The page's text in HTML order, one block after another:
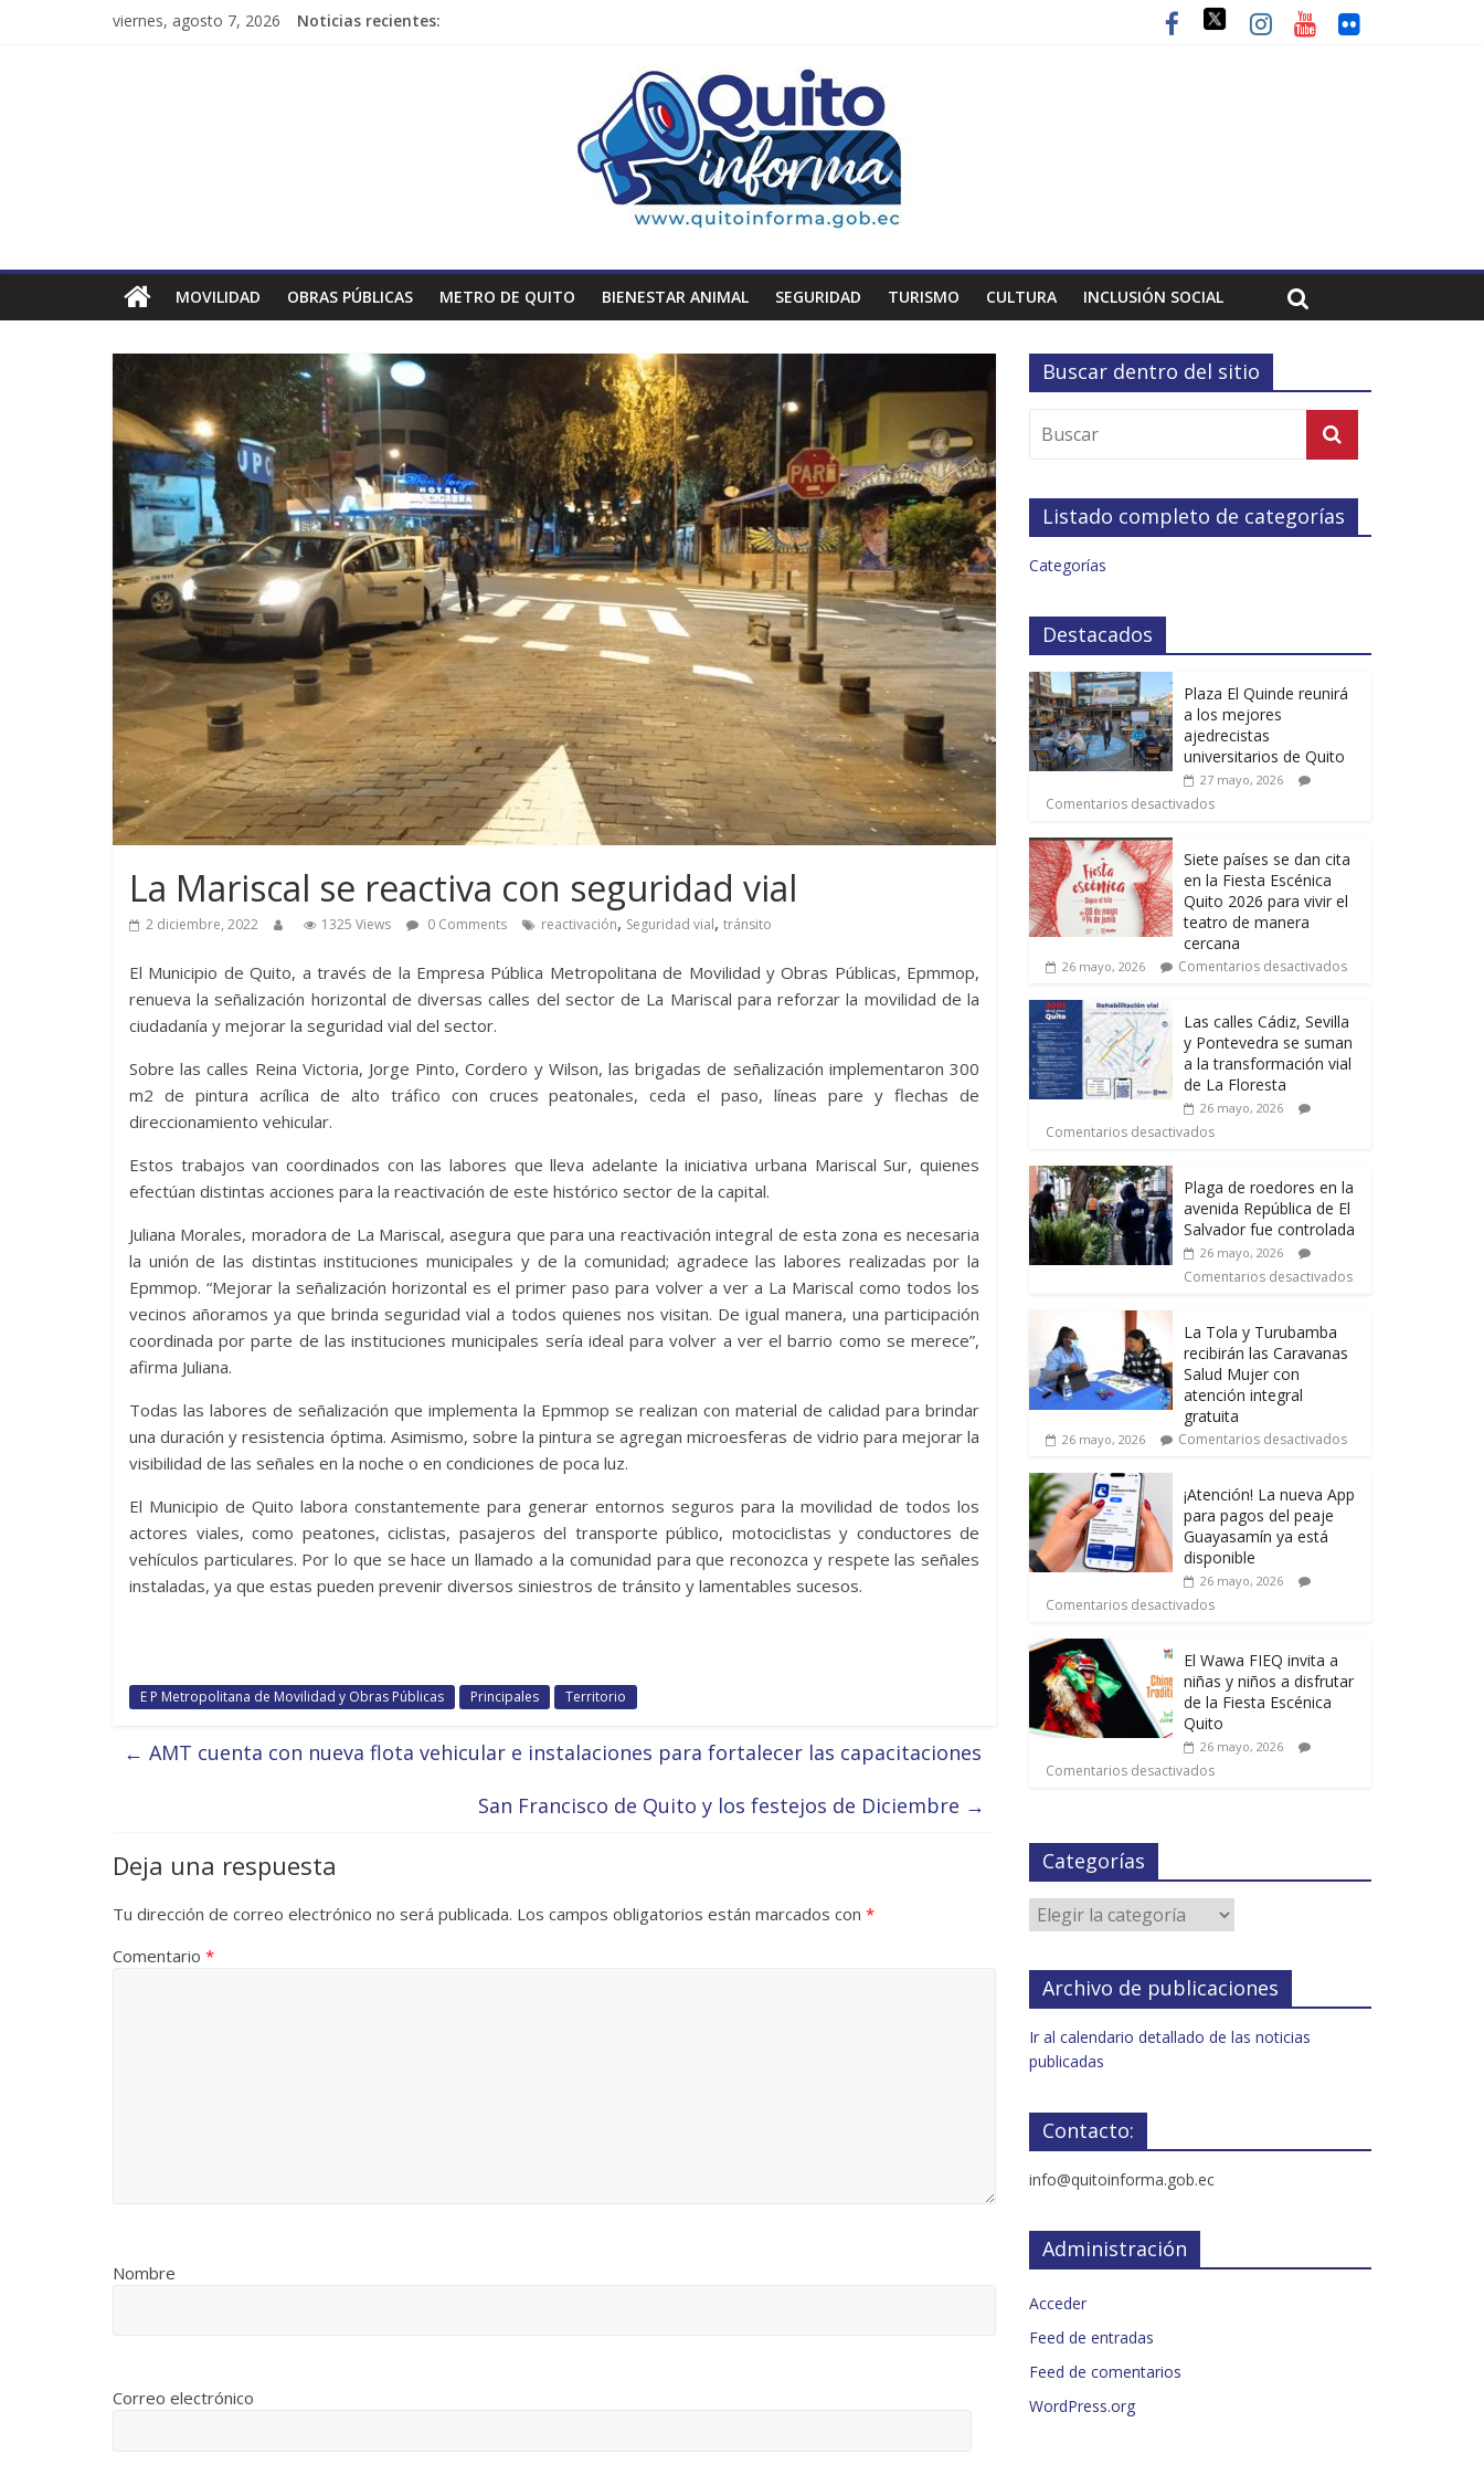
viernes, agosto 7, 2026 Noticias recientes:
MOVILIDAD OBRAS PÚBLICAS METRO DE QUITO BIENESTAR ANIMAL SEGURIDAD TURISMO CULTURA INCLUSIÓN SOCIAL
La Mariscal se reactiva con seguridad vial
2 diciembre, 2022 1325 Views 0 Comments reactivación, Seguridad vial, tránsito
El Municipio de Quito, a través de la Empresa Pública Metropolitana de Movilidad y Obras Públicas, Epmmop,
renueva la señalización horizontal de diversas calles del sector de La Mariscal para reforzar la movilidad de la
ciudadanía y mejorar la seguridad vial del sector.
Sobre las calles Reina Victoria, Jorge Pinto, Cordero y Wilson, las brigadas de señalización implementaron 300
m2 de pintura acrílica de alto tráfico con cruces peatonales, ceda el paso, líneas pare y flechas de
direccionamiento vehicular.
Estos trabajos van coordinados con las labores que lleva adelante la iniciativa urbana Mariscal Sur, quienes
efectúan distintas acciones para la reactivación de este histórico sector de la capital.
Juliana Morales, moradora de La Mariscal, asegura que para una reactivación integral de esta zona es necesaria
la unión de las distintas instituciones municipales y de la comunidad; agradece las labores realizadas por la
Epmmop. “Mejorar la señalización horizontal es el primer paso para volver a ver a La Mariscal como todos los
vecinos añoramos ya que brinda seguridad vial a todos quienes nos visitan. De igual manera, una participación
coordinada por parte de las instituciones municipales sería ideal para volver a ver el barrio como se merece”,
afirma Juliana.
Todas las labores de señalización que implementa la Epmmop se realizan con material de calidad para brindar
una duración y resistencia óptima. Asimismo, sobre la pintura se agregan microesferas de vidrio para mejorar la
visibilidad de las señales en la noche o en condiciones de poca luz.
El Municipio de Quito labora constantemente para generar entornos seguros para la movilidad de todos los
actores viales, como peatones, ciclistas, pasajeros del transporte público, motociclistas y conductores de
vehículos particulares. Por lo que se hace un llamado a la comunidad para que reconozca y respete las señales
instaladas, ya que estas pueden prevenir diversos siniestros de tránsito y lamentables sucesos.
E P Metropolitana de Movilidad y Obras Públicas Principales Territorio
← AMT cuenta con nueva flota vehicular e instalaciones para fortalecer las capacitaciones
San Francisco de Quito y los festejos de Diciembre →
Deja una respuesta
Tu dirección de correo electrónico no será publicada. Los campos obligatorios están marcados con *
Comentario *
Nombre
Correo electrónico
Buscar dentro del sitio
Listado completo de categorías
Categorías
Destacados
Plaza El Quinde reunirá
a los mejores
ajedrecistas
universitarios de Quito
27 mayo, 2026
Comentarios desactivados
Siete países se dan cita
en la Fiesta Escénica
Quito 2026 para vivir el
teatro de manera
cercana
26 mayo, 2026 Comentarios desactivados
Las calles Cádiz, Sevilla
y Pontevedra se suman
a la transformación vial
de La Floresta
26 mayo, 2026
Comentarios desactivados
Plaga de roedores en la
avenida República de El
Salvador fue controlada
26 mayo, 2026
Comentarios desactivados
La Tola y Turubamba
recibirán las Caravanas
Salud Mujer con
atención integral
gratuita
26 mayo, 2026 Comentarios desactivados
¡Atención! La nueva App
para pagos del peaje
Guayasamín ya está
disponible
26 mayo, 2026
Comentarios desactivados
El Wawa FIEQ invita a
niñas y niños a disfrutar
de la Fiesta Escénica
Quito
26 mayo, 2026
Comentarios desactivados
Categorías
Archivo de publicaciones
Ir al calendario detallado de las noticias
publicadas
Contacto:
info@quitoinforma.gob.ec
Administración
Acceder
Feed de entradas
Feed de comentarios
WordPress.org